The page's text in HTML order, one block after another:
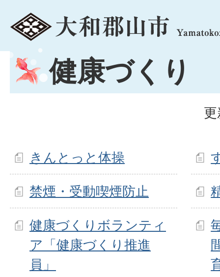
menu
健康づくり
きんとっと体操
禁煙・受動喫煙防止
健康づくりボランティ
ア「健康づくり推進
員」